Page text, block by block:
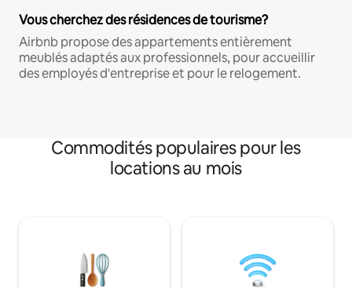
Vous cherchez des résidences de tourisme?
Airbnb propose des appartements entièrement
meublés adaptés aux professionnels, pour accueillir
des employés d'entreprise et pour le relogement.
Commodités populaires pour les
locations au mois